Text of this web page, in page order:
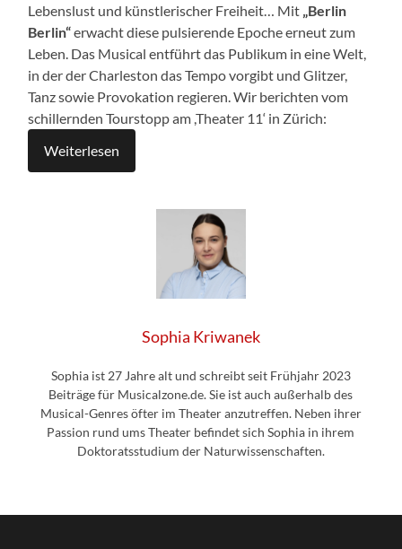
Lebenslust und künstlerischer Freiheit… Mit „Berlin
Berlin“erwacht diese pulsierende Epoche erneut zum
Leben. Das Musical entführt das Publikum in eine Welt,
in der der Charleston das Tempo vorgibt und Glitzer,
Tanz sowie Provokation regieren. Wir berichten vom
schillernden Tourstopp am ,Theater 11‘ in Zürich:
Weiterlesen
Sophia Kriwanek
Sophia ist 27 Jahre alt und schreibt seit Frühjahr 2023
Beiträge für Musicalzone.de. Sie ist auch außerhalb des
Musical-Genres öfter im Theater anzutreffen. Neben ihrer
Passion rund ums Theater befindet sich Sophia in ihrem
Doktoratsstudium der Naturwissenschaften.